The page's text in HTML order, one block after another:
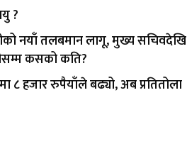
?
नयाँ तलबमान लागू, मुख्य सचिवदेखि
कसको कति?
८ हजार रुपैयाँले बढ्यो, अब प्रतितोला